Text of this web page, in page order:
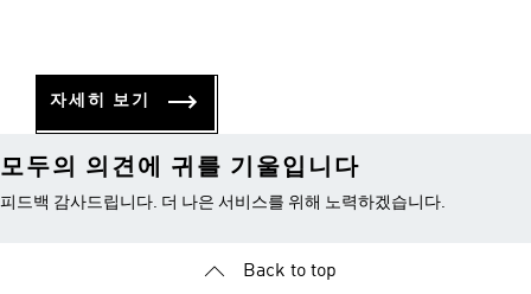
자세히 보기
모두의 의견에 귀를 기울입니다
피드백 감사드립니다. 더 나은 서비스를 위해 노력하겠습니다.
Back to top